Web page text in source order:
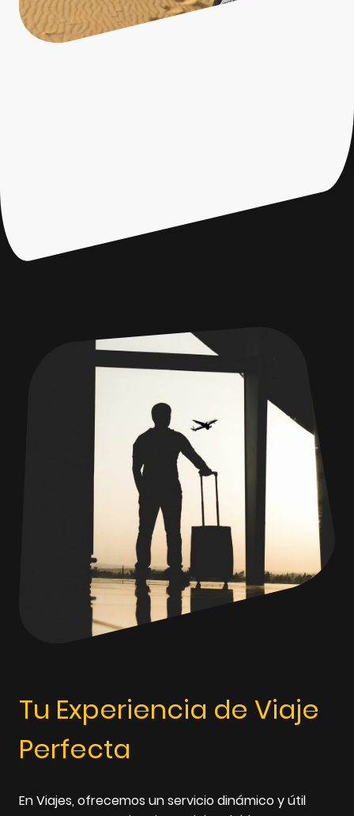
Tu Experiencia de Viaje
Perfecta
En Viajes, ofrecemos un servicio dinámico y útil